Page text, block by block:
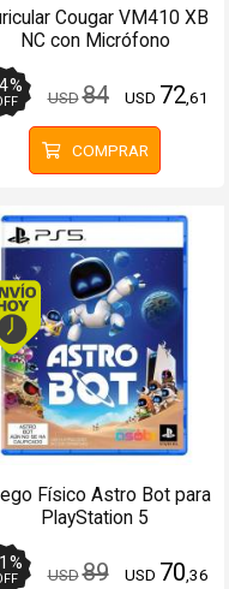
Cougar VM410 XB
NC con Micrófono
%
USD84 USD 72,61
COMPRAR
13Hs. Envío hoy.
Físico Astro Bot para
PlayStation 5
%
USD89 USD 70,36